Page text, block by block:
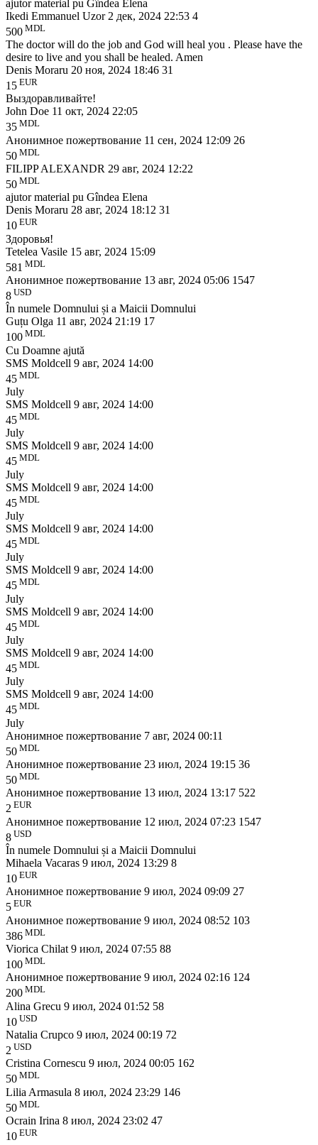
ajutor material pu Gîndea Elena
Ikedi Emmanuel Uzor 2 дек, 2024 22:53 4
500 MDL
The doctor will do the job and God will heal you . Please have the
desire to live and you shall be healed. Amen
Denis Moraru 20 ноя, 2024 18:46 31
15 EUR
Выздоравливайте!
John Doe 11 окт, 2024 22:05
35 MDL
Анонимное пожертвование 11 сен, 2024 12:09 26
50 MDL
FILIPP ALEXANDR 29 авг, 2024 12:22
50 MDL
ajutor material pu Gîndea Elena
Denis Moraru 28 авг, 2024 18:12 31
10 EUR
Здоровья!
Tetelea Vasile 15 авг, 2024 15:09
581 MDL
Анонимное пожертвование 13 авг, 2024 05:06 1547
8 USD
În numele Domnului și a Maicii Domnului
Guțu Olga 11 авг, 2024 21:19 17
100 MDL
Cu Doamne ajută
SMS Moldcell 9 авг, 2024 14:00
45 MDL
July
SMS Moldcell 9 авг, 2024 14:00
45 MDL
July
SMS Moldcell 9 авг, 2024 14:00
45 MDL
July
SMS Moldcell 9 авг, 2024 14:00
45 MDL
July
SMS Moldcell 9 авг, 2024 14:00
45 MDL
July
SMS Moldcell 9 авг, 2024 14:00
45 MDL
July
SMS Moldcell 9 авг, 2024 14:00
45 MDL
July
SMS Moldcell 9 авг, 2024 14:00
45 MDL
July
SMS Moldcell 9 авг, 2024 14:00
45 MDL
July
Анонимное пожертвование 7 авг, 2024 00:11
50 MDL
Анонимное пожертвование 23 июл, 2024 19:15 36
50 MDL
Анонимное пожертвование 13 июл, 2024 13:17 522
2 EUR
Анонимное пожертвование 12 июл, 2024 07:23 1547
8 USD
În numele Domnului și a Maicii Domnului
Mihaela Vacaras 9 июл, 2024 13:29 8
10 EUR
Анонимное пожертвование 9 июл, 2024 09:09 27
5 EUR
Анонимное пожертвование 9 июл, 2024 08:52 103
386 MDL
Viorica Chilat 9 июл, 2024 07:55 88
100 MDL
Анонимное пожертвование 9 июл, 2024 02:16 124
200 MDL
Alina Grecu 9 июл, 2024 01:52 58
10 USD
Natalia Crupco 9 июл, 2024 00:19 72
2 USD
Cristina Cornescu 9 июл, 2024 00:05 162
50 MDL
Lilia Armasula 8 июл, 2024 23:29 146
50 MDL
Ocrain Irina 8 июл, 2024 23:02 47
10 EUR